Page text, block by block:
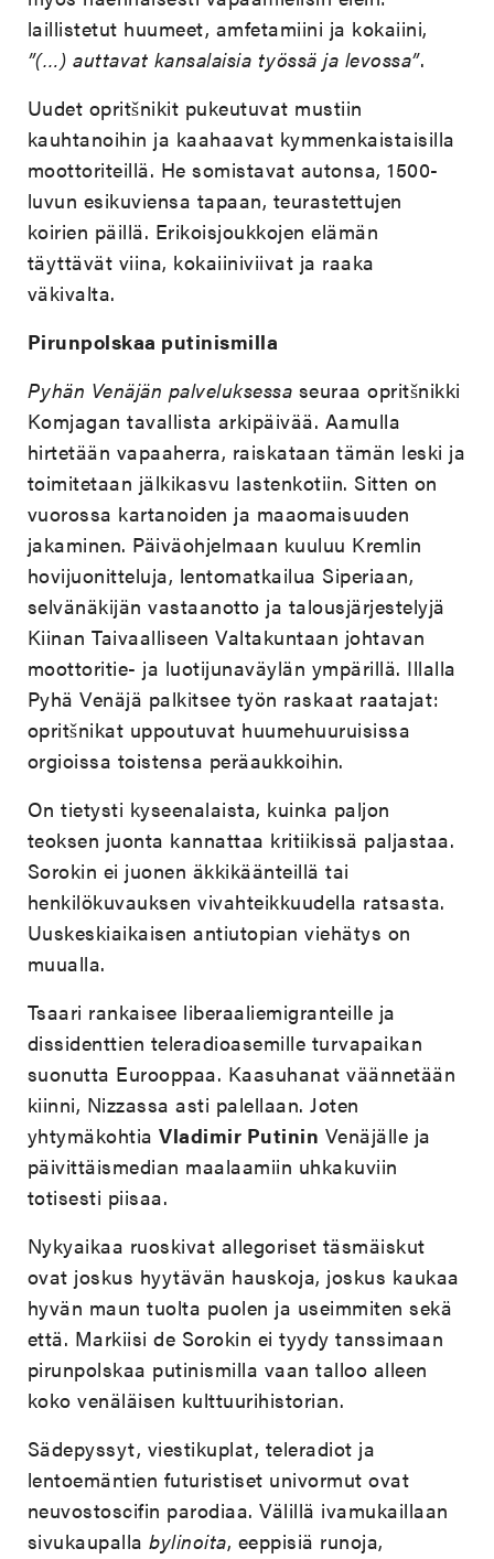
laillistetut huumeet, amfetamiini ja kokaiini,
”(…) auttavat kansalaisia työssä ja levossa”.
Uudet opritšnikit pukeutuvat mustiin
kauhtanoihin ja kaahaavat kymmenkaistaisilla
moottoriteillä. He somistavat autonsa, 1500-
luvun esikuviensa tapaan, teurastettujen
koirien päillä. Erikoisjoukkojen elämän
täyttävät viina, kokaiiniviivat ja raaka
väkivalta.
Pirunpolskaa putinismilla
Pyhän Venäjän palveluksessa seuraa opritšnikki
Komjagan tavallista arkipäivää. Aamulla
hirtetään vapaaherra, raiskataan tämän leski ja
toimitetaan jälkikasvu lastenkotiin. Sitten on
vuorossa kartanoiden ja maaomaisuuden
jakaminen. Päiväohjelmaan kuuluu Kremlin
hovijuonitteluja, lentomatkailua Siperiaan,
selvänäkijän vastaanotto ja talousjärjestelyjä
Kiinan Taivaalliseen Valtakuntaan johtavan
moottoritie- ja luotijunaväylän ympärillä. Illalla
Pyhä Venäjä palkitsee työn raskaat raatajat:
opritšnikat uppoutuvat huumehuuruisissa
orgioissa toistensa peräaukkoihin.
On tietysti kyseenalaista, kuinka paljon
teoksen juonta kannattaa kritiikissä paljastaa.
Sorokin ei juonen äkkikäänteillä tai
henkilökuvauksen vivahteikkuudella ratsasta.
Uuskeskiaikaisen antiutopian viehätys on
muualla.
Tsaari rankaisee liberaaliemigranteille ja
dissidenttien teleradioasemille turvapaikan
suonutta Eurooppaa. Kaasuhanat väännetään
kiinni, Nizzassa asti palellaan. Joten
yhtymäkohtiaVladimir Putinin Venäjälle ja
päivittäismedian maalaamiin uhkakuviin
totisesti piisaa.
Nykyaikaa ruoskivat allegoriset täsmäiskut
ovat joskus hyytävän hauskoja, joskus kaukaa
hyvän maun tuolta puolen ja useimmiten sekä
että. Markiisi de Sorokin ei tyydy tanssimaan
pirunpolskaa putinismilla vaan talloo alleen
koko venäläisen kulttuurihistorian.
Sädepyssyt, viestikuplat, teleradiot ja
lentoemäntien futuristiset univormut ovat
neuvostoscifin parodiaa. Välillä ivamukaillaan
sivukaupallabylinoita, eeppisiä runoja,